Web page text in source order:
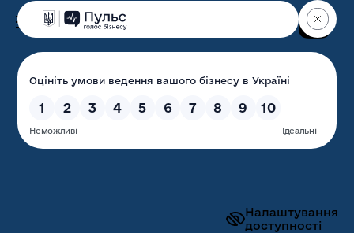
Налаштування
доступності
Волинська обласна
державна адміністрація